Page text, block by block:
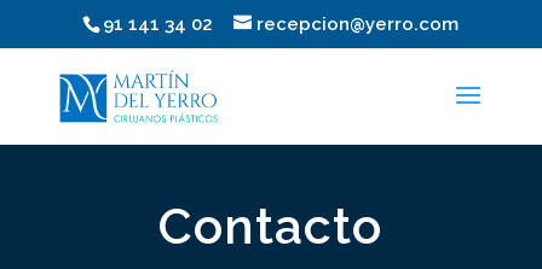
91 141 34 02 recepcion@yerro.com
Contacto